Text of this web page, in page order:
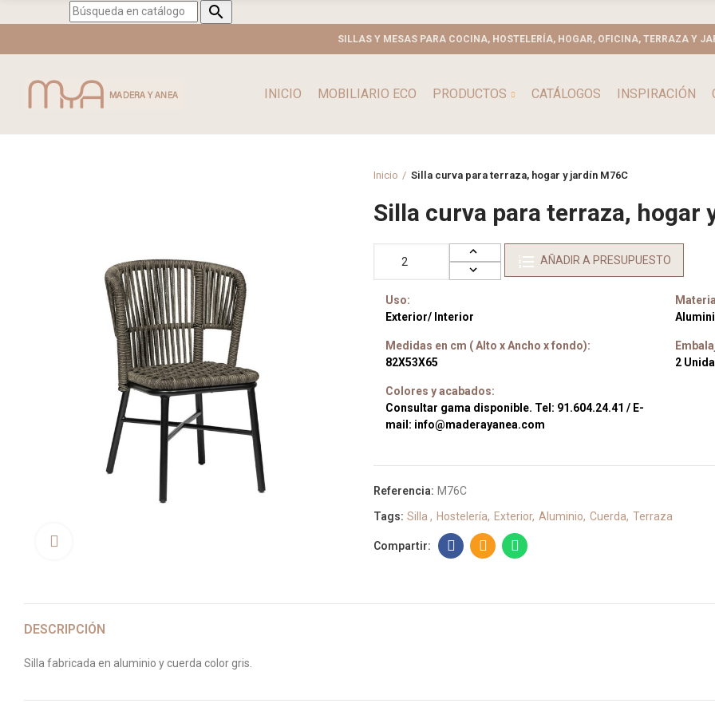

SILLAS Y MESAS PARA COCINA, HOSTELERÍA, HOGAR, OFICINA, TERRAZA Y
INICIO MOBILIARIO ECO PRODUCTOS CATÁLOGOS INSPIRACIÓN
Inicio Silla curva para terraza, hogar y jardín M76C
Silla curva para terraza, hogar
AÑADIR A PRESUPUESTO
Uso:
Exterior/ Interior
Medidas en cm ( Alto x Ancho x fondo):
82X53X65
2
Colores y acabados:
Consultar gama disponible. Tel: 91.604.24.41 / E-
mail: info@maderayanea.com
Referencia: M76C
Tags: Silla Hostelería Exterior Aluminio Cuerda Terraza
DESCRIPCIÓN
Silla fabricada en aluminio y cuerda color gris.